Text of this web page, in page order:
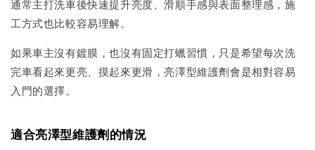
通常主打洗車後快速提升亮度、滑順手感與表面整理感，施
工方式也比較容易理解。
如果車主沒有鍍膜，也沒有固定打蠟習慣，只是希望每次洗
完車看起來更亮、摸起來更滑，亮澤型維護劑會是相對容易
入門的選擇。
適合亮澤型維護劑的情況